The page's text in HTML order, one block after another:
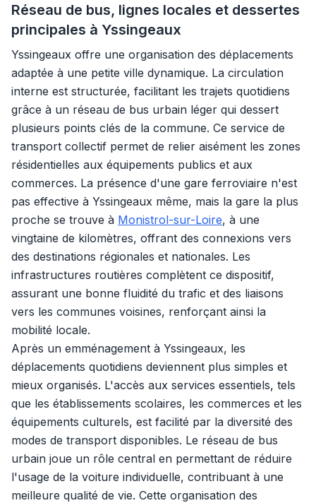
Réseau de bus, lignes locales et dessertes
principales à Yssingeaux
Yssingeaux offre une organisation des déplacements
adaptée à une petite ville dynamique. La circulation
interne est structurée, facilitant les trajets quotidiens
grâce à un réseau de bus urbain léger qui dessert
plusieurs points clés de la commune. Ce service de
transport collectif permet de relier aisément les zones
résidentielles aux équipements publics et aux
commerces. La présence d'une gare ferroviaire n'est
pas effective à Yssingeaux même, mais la gare la plus
proche se trouve à Monistrol-sur-Loire, à une
vingtaine de kilomètres, offrant des connexions vers
des destinations régionales et nationales. Les
infrastructures routières complètent ce dispositif,
assurant une bonne fluidité du trafic et des liaisons
vers les communes voisines, renforçant ainsi la
mobilité locale.
Après un emménagement à Yssingeaux, les
déplacements quotidiens deviennent plus simples et
mieux organisés. L'accès aux services essentiels, tels
que les établissements scolaires, les commerces et les
équipements culturels, est facilité par la diversité des
modes de transport disponibles. Le réseau de bus
urbain joue un rôle central en permettant de réduire
l'usage de la voiture individuelle, contribuant à une
meilleure qualité de vie. Cette organisation des